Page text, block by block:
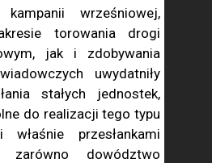
kampanii wrześniowej,
torowania drogi
jak i zdobywania
uwydatniły
stałych jednostek,
do realizacji tego typu
właśnie przesłankami
zarówno dowództwo